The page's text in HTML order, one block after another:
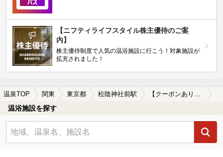
【ニフティライフスタイル株主優待のご案
内】
株主優待制度で人気の温浴施設に行こう！対象施設が
拡充されました！
温泉TOP 関東 東京都 松陰神社前駅 【クーポンあり】女子旅・女子会におすすめの松陰神社前駅近くの温泉、日帰り温泉、スーパー銭湯おすすめ
温浴施設を探す